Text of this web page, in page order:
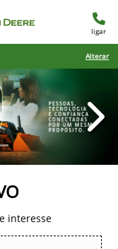
ligar
Alterar
interesse